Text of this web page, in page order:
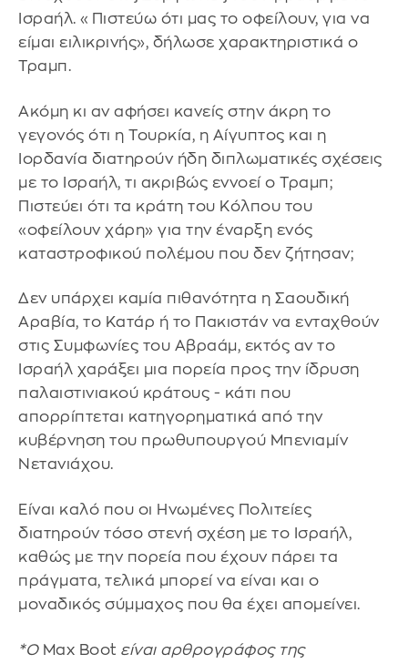
Ισραήλ. «Πιστεύω ότι μας το οφείλουν, για να
είμαι ειλικρινής», δήλωσε χαρακτηριστικά ο
Τραμπ.
Ακόμη κι αν αφήσει κανείς στην άκρη το
γεγονός ότι η Τουρκία, η Αίγυπτος και η
Ιορδανία διατηρούν ήδη διπλωματικές σχέσεις
με το Ισραήλ, τι ακριβώς εννοεί ο Τραμπ;
Πιστεύει ότι τα κράτη του Κόλπου του
«οφείλουν χάρη» για την έναρξη ενός
καταστροφικού πολέμου που δεν ζήτησαν;
Δεν υπάρχει καμία πιθανότητα η Σαουδική
Αραβία, το Κατάρ ή το Πακιστάν να ενταχθούν
στις Συμφωνίες του Αβραάμ, εκτός αν το
Ισραήλ χαράξει μια πορεία προς την ίδρυση
παλαιστινιακού κράτους - κάτι που
απορρίπτεται κατηγορηματικά από την
κυβέρνηση του πρωθυπουργού Μπενιαμίν
Νετανιάχου.
Είναι καλό που οι Ηνωμένες Πολιτείες
διατηρούν τόσο στενή σχέση με το Ισραήλ,
καθώς με την πορεία που έχουν πάρει τα
πράγματα, τελικά μπορεί να είναι και ο
μοναδικός σύμμαχος που θα έχει απομείνει.
*Ο Max Boot είναι αρθρογράφος της